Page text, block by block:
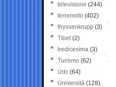
televisione(244)
terremoto (402)
thyssenkrupp (3)
Tibet(2)
tredicesima (3)
Turismo (62)
Udc (64)
Università (128)